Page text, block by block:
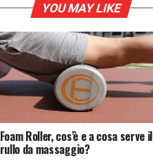
YOU MAY LIKE
Foam Roller, cos’è e a cosa serve il
rullo da massaggio?